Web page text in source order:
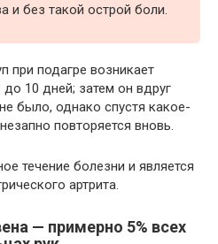
и без такой острой боли.
при подагре возникает
10 дней; затем он вдруг
было, однако спустя какое-
повторяется вновь.
течение болезни и является
артрита.
— примерно 5% всех